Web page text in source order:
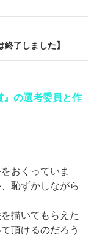
了しました】
』の選考委員と作
おくっていま
恥ずかしながら
描いてもらえた
頂けるのだろう